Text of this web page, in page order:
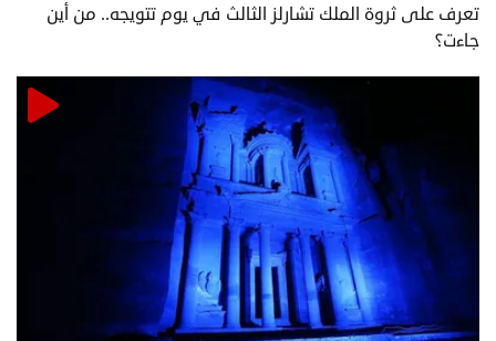
تعرف على ثروة الملك تشارلز الثالث في يوم تتويجه.. من أين
جاءت؟